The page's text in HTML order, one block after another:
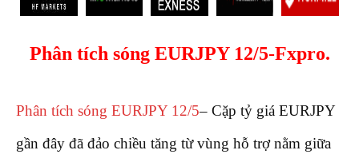
Phân tích sóng EURJPY 12/5-Fxpro.
Phân tích sóng EURJPY 12/5– Cặp tỷ giá EURJPY
gần đây đã đảo chiều tăng từ vùng hỗ trợ nằm giữa